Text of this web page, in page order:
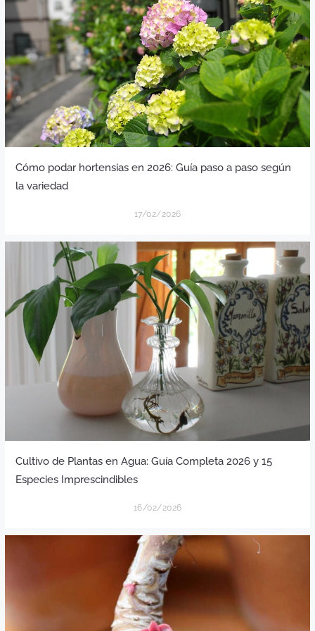
Cómo podar hortensias en 2026: Guía paso a paso según
la variedad
17/02/2026
Cultivo de Plantas en Agua: Guía Completa 2026 y 15
Especies Imprescindibles
16/02/2026